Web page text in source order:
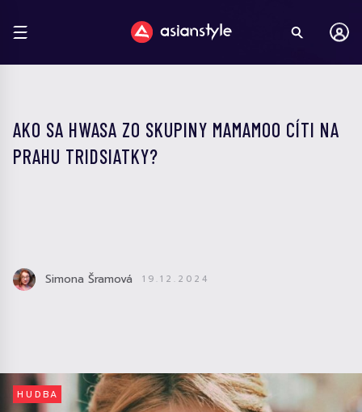
AKO SA HWASA ZO SKUPINY MAMAMOO CÍTI NA
PRAHU TRIDSIATKY?
Simona Šramová 19.12.2024
HUDBA